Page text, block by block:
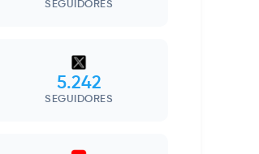
, porque
de la
según
SEGUIDORES
5.242
SEGUIDORES